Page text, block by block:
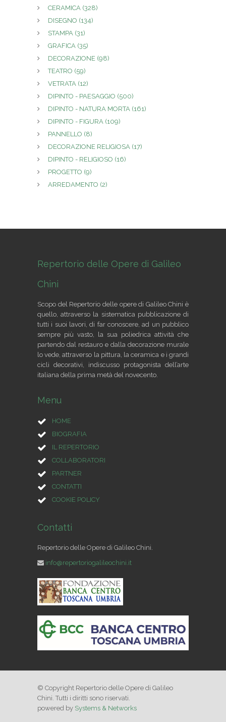
CERAMICA (328)
DISEGNO (134)
STAMPA (31)
GRAFICA (35)
DECORAZIONE (98)
TEATRO (59)
VETRATA (12)
DIPINTO - PAESAGGIO (500)
DIPINTO - NATURA MORTA (161)
DIPINTO - FIGURA (109)
PANNELLO (8)
DECORAZIONE RELIGIOSA (17)
DIPINTO - RELIGIOSO (16)
PROGETTO (9)
ARREDAMENTO (2)
Repertorio delle Opere di Galileo
Chini
Scopo del Repertorio delle opere di Galileo Chini è
quello, attraverso la sistematica pubblicazione di
tutti i suoi lavori, di far conoscere, ad un pubblico
sempre più vasto, la sua poliedrica attività che
partendo dal restauro e dalla decorazione murale
lo vede, attraverso la pittura, la ceramica e i grandi
cicli decorativi, indiscusso protagonista dell’arte
italiana della prima metà del novecento.
Menu
HOME
BIOGRAFIA
IL REPERTORIO
COLLABORATORI
PARTNER
CONTATTI
COOKIE POLICY
Contatti
Repertorio delle Opere di Galileo Chini.
info@repertoriogalileochini.it
© Copyright Repertorio delle Opere di Galileo
Chini. Tutti i diritti sono riservati.
powered by Systems & Networks